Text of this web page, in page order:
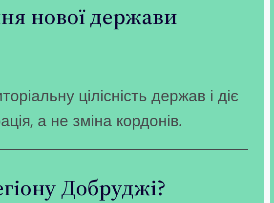
нової держави
цілісність держав і діє
а не зміна кордонів.
Добруджі?